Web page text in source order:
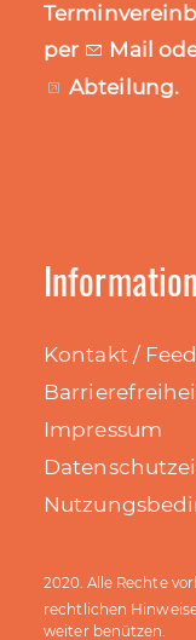
per
Mail
Abteilung.
Kontakt /
Impressum
2020. Alle Rechte
rechtlichen
weiter benützen.